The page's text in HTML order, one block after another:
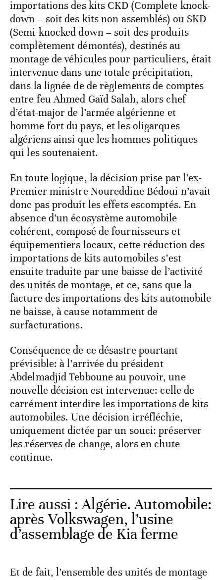
importations des kits CKD (Complete knock-
down – soit des kits non assemblés) ou SKD
(Semi-knocked down – soit des produits
complètement démontés), destinés au
montage de véhicules pour particuliers, était
intervenue dans une totale précipitation,
dans la lignée de de règlements de comptes
entre feu Ahmed Gaïd Salah, alors chef
d’état-major de l’armée algérienne et
homme fort du pays, et les oligarques
algériens ainsi que les hommes politiques
qui les soutenaient.
En toute logique, la décision prise par l’ex-
Premier ministre Noureddine Bédoui n’avait
donc pas produit les effets escomptés. En
absence d’un écosystème automobile
cohérent, composé de fournisseurs et
équipementiers locaux, cette réduction des
importations de kits automobiles s’est
ensuite traduite par une baisse de l’activité
des unités de montage, et ce, sans que la
facture des importations des kits automobile
ne baisse, à cause notamment de
surfacturations.
Conséquence de ce désastre pourtant
prévisible: à l’arrivée du président
Abdelmadjid Tebboune au pouvoir, une
nouvelle décision est intervenue: celle de
carrément interdire les importations de kits
automobiles. Une décision irréfléchie,
uniquement dictée par un souci: préserver
les réserves de change, alors en chute
continue.
Lire aussi :Algérie. Automobile:
après Volkswagen, l’usine
d’assemblage de Kia ferme
Et de fait, l’ensemble des unités de montage